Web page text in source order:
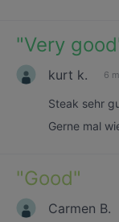
"Very good
kurt k. 6
Steak sehr
Gerne mal
"Good"
Carmen B.